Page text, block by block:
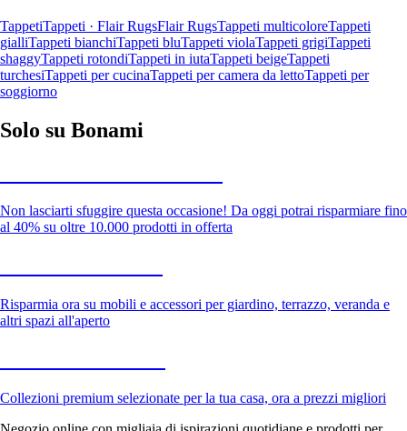
TappetiTappeti · Flair RugsFlair RugsTappeti multicoloreTappeti
gialliTappeti bianchiTappeti bluTappeti violaTappeti grigiTappeti
shaggyTappeti rotondiTappeti in iutaTappeti beigeTappeti
turchesiTappeti per cucinaTappeti per camera da lettoTappeti per
soggiorno
Solo su Bonami
Non lasciarti sfuggire questa occasione! Da oggi potrai risparmiare fino
al 40% su oltre 10.000 prodotti in offerta
Risparmia ora su mobili e accessori per giardino, terrazzo, veranda e
altri spazi all'aperto
Collezioni premium selezionate per la tua casa, ora a prezzi migliori